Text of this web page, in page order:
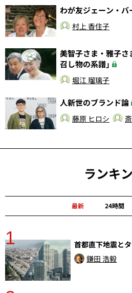
わが友ジェーン・バ
村上 香住子
美智子さま・雅子さ
召し物の系譜」
堀江 瑠璃子
人新世のブランド論
藤原 ヒロシ
ランキ
最新 24時間
1
首都直下地震と
鎌田 浩毅